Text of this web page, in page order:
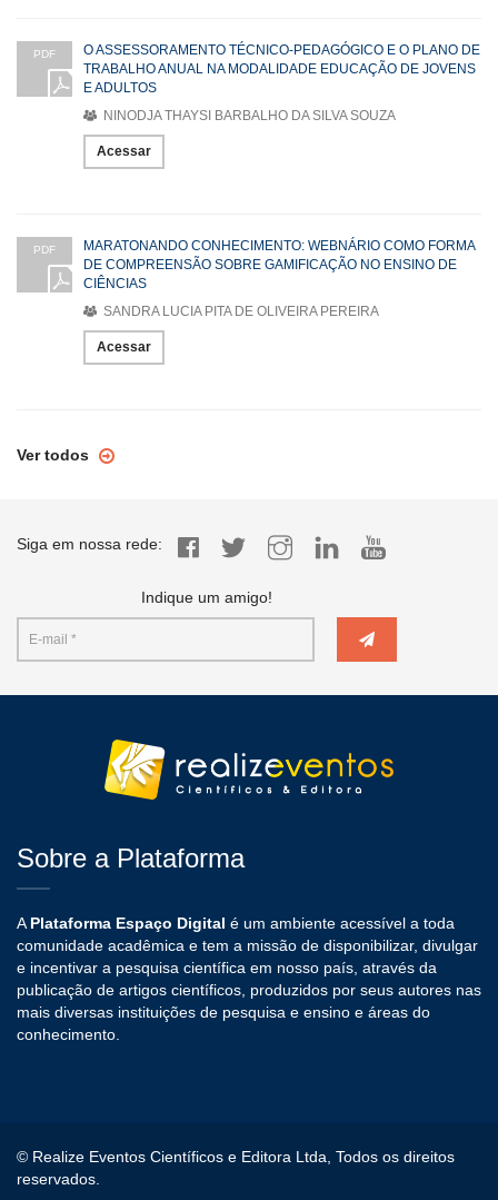
PDF
O ASSESSORAMENTO TÉCNICO-PEDAGÓGICO E O PLANO DE
TRABALHO ANUAL NA MODALIDADE EDUCAÇÃO DE JOVENS
E ADULTOS
NINODJA THAYSI BARBALHO DA SILVA SOUZA
Acessar
PDF
MARATONANDO CONHECIMENTO: WEBNÁRIO COMO FORMA
DE COMPREENSÃO SOBRE GAMIFICAÇÃO NO ENSINO DE
CIÊNCIAS
SANDRA LUCIA PITA DE OLIVEIRA PEREIRA
Acessar
Ver todos
Siga em nossa rede:
Indique um amigo!
Sobre a Plataforma
A Plataforma Espaço Digital é um ambiente acessível a toda
comunidade acadêmica e tem a missão de disponibilizar, divulgar
e incentivar a pesquisa científica em nosso país, através da
publicação de artigos científicos, produzidos por seus autores nas
mais diversas instituições de pesquisa e ensino e áreas do
conhecimento.
© Realize Eventos Científicos e Editora Ltda, Todos os direitos
reservados.